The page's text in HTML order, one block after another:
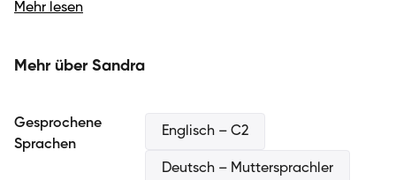
ich, wie wichtig die individuelle Förderung ist.
Gehör zu schulen und Grundlagen der Musiktheorie
Erwachsenen zu arbeiten und auf ihre einzigartigen
Interessen und Ziele einzugehen.
Mehr lesen
Mehr über Sandra
Gesprochene
Sprachen
Englisch – C2
Deutsch – Muttersprachler